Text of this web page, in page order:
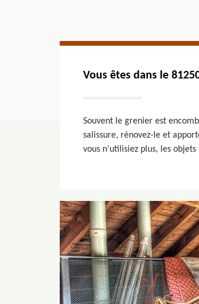
Vous êtes dans le
Souvent le grenier est
salissure, rénovez-le et
vous n’utilisiez plus, les